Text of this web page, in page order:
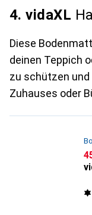
4. vidaXL
Diese
deinen Teppich
zu schützen und
Zuhauses oder